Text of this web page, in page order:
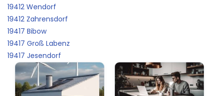
19412 Wendorf
19412 Zahrensdorf
19417 Bibow
19417 Groß Labenz
19417 Jesendorf